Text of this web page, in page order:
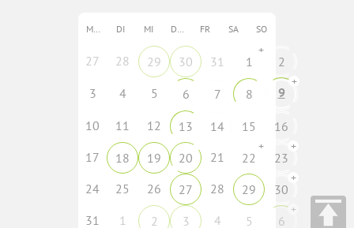
DI MI FR SA SO
27 28 29 30 31 1
+
2
3
4 5 6 7 8 9
+
10 11 12 13 14 15
16
17
18 19 20 21 22
+
23
+
24 25 26 27 28 29 30
+
31 1 2 3 4 5 6
+